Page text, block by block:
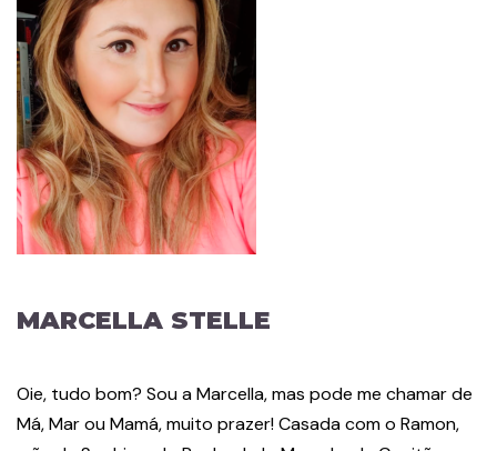
MARCELLA STELLE
Oie, tudo bom? Sou a Marcella, mas pode me chamar de
Má, Mar ou Mamá, muito prazer! Casada com o Ramon,